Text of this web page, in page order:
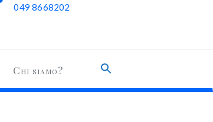
049 8668202
Chi siamo?